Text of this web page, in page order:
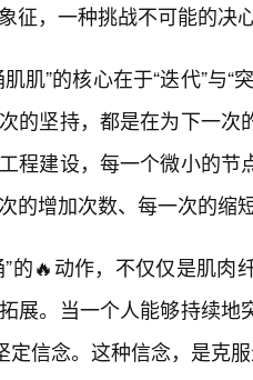
征，一种挑战不可能的决
肌肌”的核心在于“迭代”与
的坚持，都是在为下一
程建设，每一个微小的
的增加次数、每一次的缩
”的🔥动作，不仅仅是肌
展。当一个人能够持续
定信念。这种信念，是克